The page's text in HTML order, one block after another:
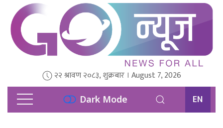
२२ श्रावण २०८३, शुक्रबार । August 7, 2026
Dark Mode EN